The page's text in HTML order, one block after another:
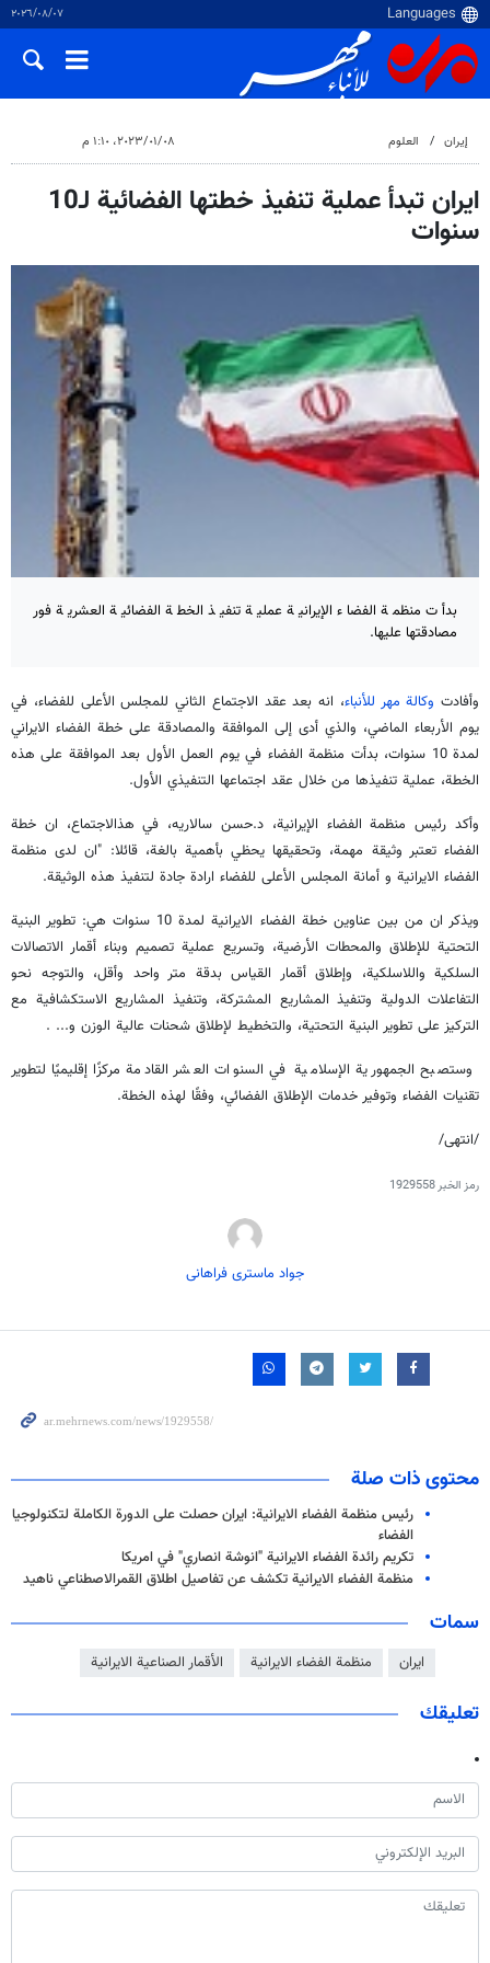
٠٧‏/٠٨‏/٢٠٢٦
إيران العلوم ٠٨‏/٠١‏/٢٠٢٣، ١:١٠ م
ايران تبدأ عملية تنفيذ خطتها الفضائية لـ10
سنوات
بدأت منظمة الفضاء الإيرانية عملية تنفيذ الخطة الفضائية العشرية فور
مصادقتها عليها.
وأفادت وكالة مهر للأنباء، انه بعد عقد الاجتماع الثاني للمجلس الأعلى للفضاء، في
يوم الأربعاء الماضي، والذي أدى إلى الموافقة والمصادقة على خطة الفضاء الايراني
لمدة 10 سنوات، بدأت منظمة الفضاء في يوم العمل الأول بعد الموافقة على هذه
الخطة، عملية تنفيذها من خلال عقد اجتماعها التنفيذي الأول.
وأكد رئيس منظمة الفضاء الإيرانية، د.حسن سالاريه، في هذالاجتماع، ان خطة
الفضاء تعتبر وثيقة مهمة، وتحقيقها يحظي بأهمية بالغة، قائلا: "ان لدى منظمة
الفضاء الايرانية و أمانة المجلس الأعلى للفضاء ارادة جادة لتنفيذ هذه الوثيقة.
ويذكر ان من بين عناوين خطة الفضاء الايرانية لمدة 10 سنوات هي: تطوير البنية
التحتية للإطلاق والمحطات الأرضية، وتسريع عملية تصميم وبناء أقمار الاتصالات
السلكية واللاسلكية، وإطلاق أقمار القياس بدقة متر واحد وأقل، والتوجه نحو
التفاعلات الدولية وتنفيذ المشاريع المشتركة، وتنفيذ المشاريع الاستكشافية مع
التركيز على تطوير البنية التحتية، والتخطيط لإطلاق شحنات عالية الوزن و... .
وستصبح الجمهورية الإسلامية في السنوات العشر القادمة مركزًا إقليميًا لتطوير
تقنيات الفضاء وتوفير خدمات الإطلاق الفضائي، وفقًا لهذه الخطة.
/انتهى/
رمز الخبر1929558
جواد ماستری فراهانی
محتوى ذات صلة
رئيس منظمة الفضاء الايرانية: ايران حصلت على الدورة الكاملة لتكنولوجيا
الفضاء
تكريم رائدة الفضاء الايرانية "انوشة انصاري" في امريكا
منظمة الفضاء الايرانية تكشف عن تفاصيل اطلاق القمرالاصطناعي ناهيد
سمات
ايران منظمة الفضاء الايرانية الأقمار الصناعية الايرانية
تعليقك